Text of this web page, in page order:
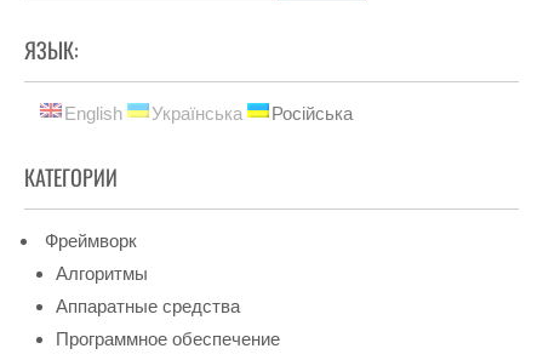
ЯЗЫК:
English Українська Російська
КАТЕГОРИИ
Фреймворк
Алгоритмы
Аппаратные средства
Программное обеспечение